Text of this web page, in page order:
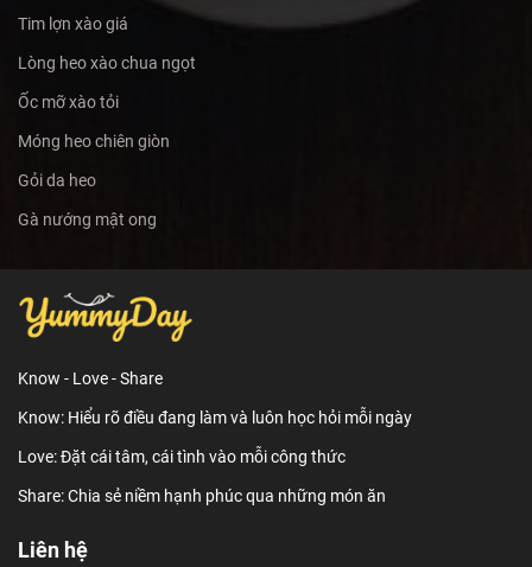
Tim lợn xào giá
Lòng heo xào chua ngọt
Ốc mỡ xào tỏi
Móng heo chiên giòn
Gỏi da heo
Gà nướng mật ong
Know - Love - Share
Know: Hiểu rõ điều đang làm và luôn học hỏi mỗi ngày
Love: Đặt cái tâm, cái tình vào mỗi công thức
Share: Chia sẻ niềm hạnh phúc qua những món ăn
Liên hệ